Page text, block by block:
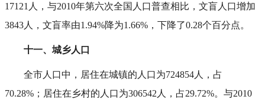
17121人，与2010年第六次全国人口普查相比，文盲人口增加
3843人，文盲率由1.94%降为1.66%，下降了0.28个百分点。
十一、城乡人口
全市人口中，居住在城镇的人口为724854人，占
70.28%；居住在乡村的人口为306542人，占29.72%。与2010